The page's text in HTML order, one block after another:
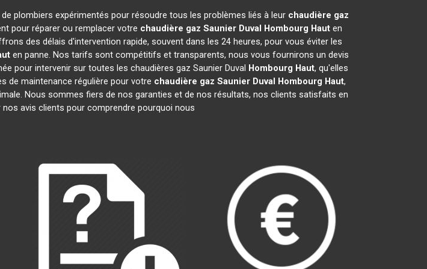
plombiers expérimentés pour résoudre tous les problèmes liés à leur chaudière gaz
pour réparer ou remplacer votre chaudière gaz Saunier Duval Hombourg Haut en
des délais d'intervention rapide, souvent dans les 24 heures, pour vous éviter les
en panne. Nos tarifs sont compétitifs et transparents, nous vous fournirons un devis
pour intervenir sur toutes les chaudières gaz Saunier Duval Hombourg Haut, qu'elles
de maintenance régulière pour votre chaudière gaz Saunier Duval Hombourg Haut,
Nous sommes fiers de nos garanties et de nos résultats, nos clients satisfaits en
avis clients pour comprendre pourquoi nous